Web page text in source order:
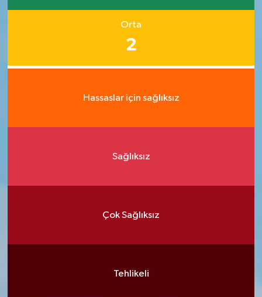
Orta
2
Hassaslar için sağlıksız
Sağlıksız
Çok Sağlıksız
Tehlikeli